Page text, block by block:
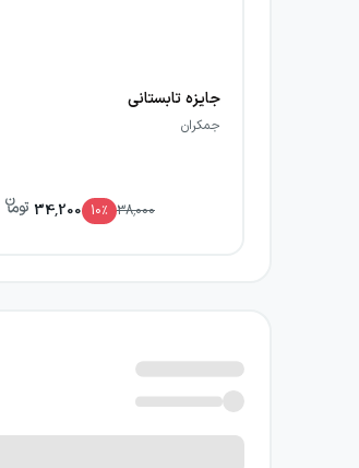
جایزه تابستانی
جمکران
38,000
10٪ 34,200